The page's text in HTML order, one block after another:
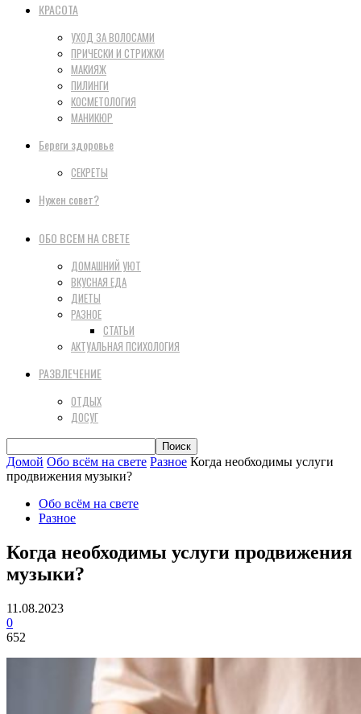
КРАСОТА
УХОД ЗА ВОЛОСАМИ
ПРИЧЕСКИ И СТРИЖКИ
МАКИЯЖ
ПИЛИНГИ
КОСМЕТОЛОГИЯ
МАНИКЮР
Береги здоровье
СЕКРЕТЫ
Нужен совет?
ОБО ВСЕМ НА СВЕТЕ
ДОМАШНИЙ УЮТ
ВКУСНАЯ ЕДА
ДИЕТЫ
РАЗНОЕ
СТАТЬИ
АКТУАЛЬНАЯ ПСИХОЛОГИЯ
РАЗВЛЕЧЕНИЕ
ОТДЫХ
ДОСУГ
Домой Обо всём на свете Разное Когда необходимы услуги
продвижения музыки?
Обо всём на свете
Разное
Когда необходимы услуги продвижения
музыки?
11.08.2023
0
652